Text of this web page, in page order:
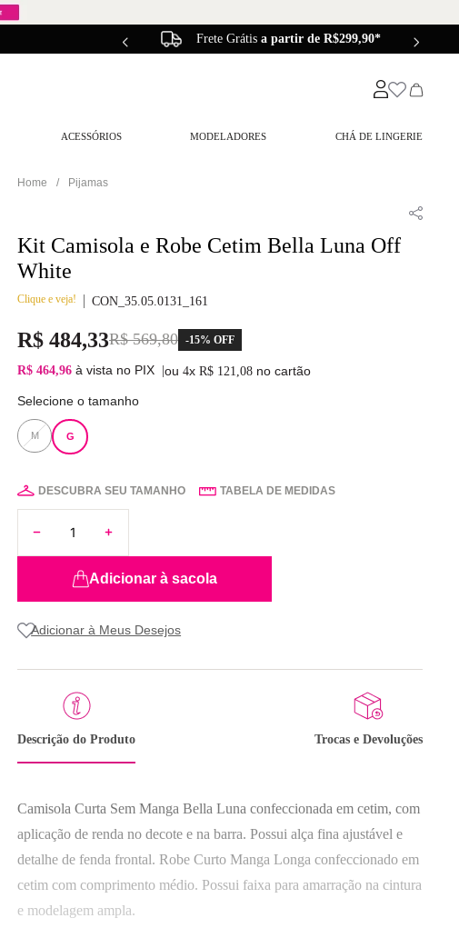
Frete Grátis a partir de R$299,90*
ACESSÓRIOS MODELADORES CHÁ DE LINGERIE
Pijamas
Kit Camisola e Robe Cetim Bella Luna Off
White
Clique e veja! CON_35.05.0131_161
R$ 484,33R$ 569,80 -15% OFF
R$ 464,96 à vista no PIX |ou4xR$ 121 ,08 no cartão
Selecione o tamanho
M G
DESCUBRA SEU TAMANHO TABELA DE MEDIDAS
Adicionar à sacola
Descrição do Produto Trocas e Devoluções
Camisola Curta Sem Manga Bella Luna confeccionada em cetim, com
aplicação de renda no decote e na barra. Possui alça fina ajustável e
detalhe de fenda frontal. Robe Curto Manga Longa confeccionado em
cetim com comprimento médio. Possui faixa para amarração na cintura
e modelagem ampla.